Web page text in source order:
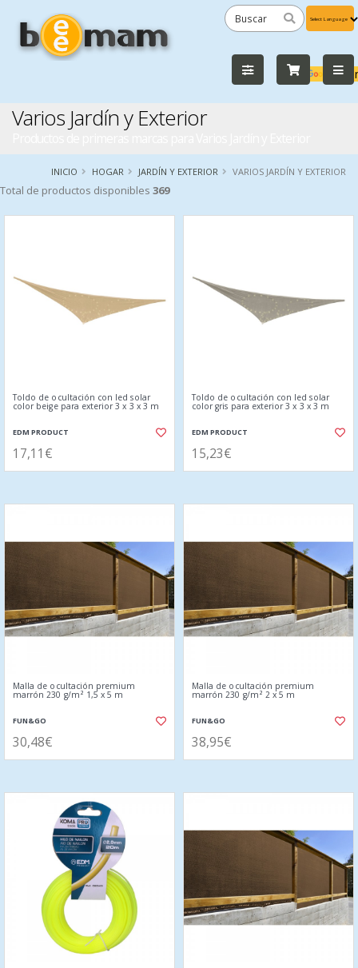
by
Varios Jardín y Exterior
INICIO HOGAR JARDÍN Y EXTERIOR VARIOS JARDÍN Y EXTERIOR
Total de productos disponibles 369
Toldo de ocultación con led solar
color beige para exterior 3 x 3 x 3 m
EDM PRODUCT
17,11€
Toldo de ocultación con led solar
color gris para exterior 3 x 3 x 3 m
EDM PRODUCT
15,23€
Malla de ocultación premium
marrón 230 g/m² 1,5 x 5 m
FUN&GO
30,48€
Malla de ocultación premium
marrón 230 g/m² 2 x 5 m
FUN&GO
38,95€